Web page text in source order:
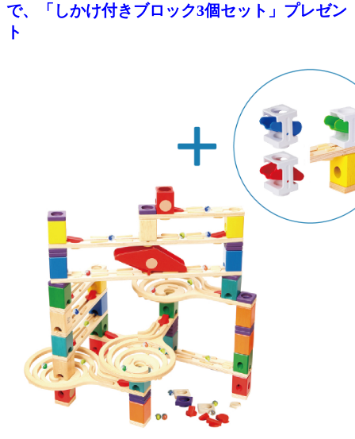
で、「しかけ付きブロック3個セット」プレゼン
ト